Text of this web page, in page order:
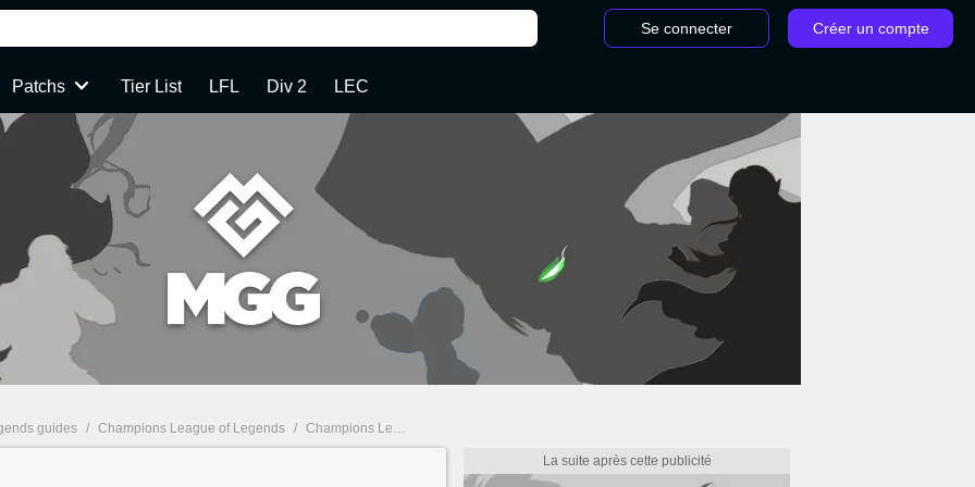
Se connecter Créer un compte
Patchs Tier List LFL Div 2 LEC
guides / Champions League of Legends / Champions League of Legends - Zac